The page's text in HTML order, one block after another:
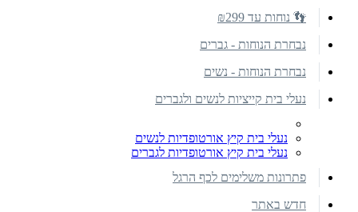
👣 נוחות עד ₪299
נבחרת הנוחות - גברים
נבחרת הנוחות - נשים
נעלי בית קייציות לנשים ולגברים
נעלי בית קיץ אורטופדיות לנשים
נעלי בית קיץ אורטופדיות לגברים
פתרונות משלימים לכף הרגל
חדש באתר